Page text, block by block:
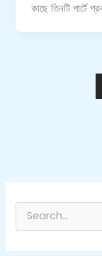
কাছে তিনটি
e